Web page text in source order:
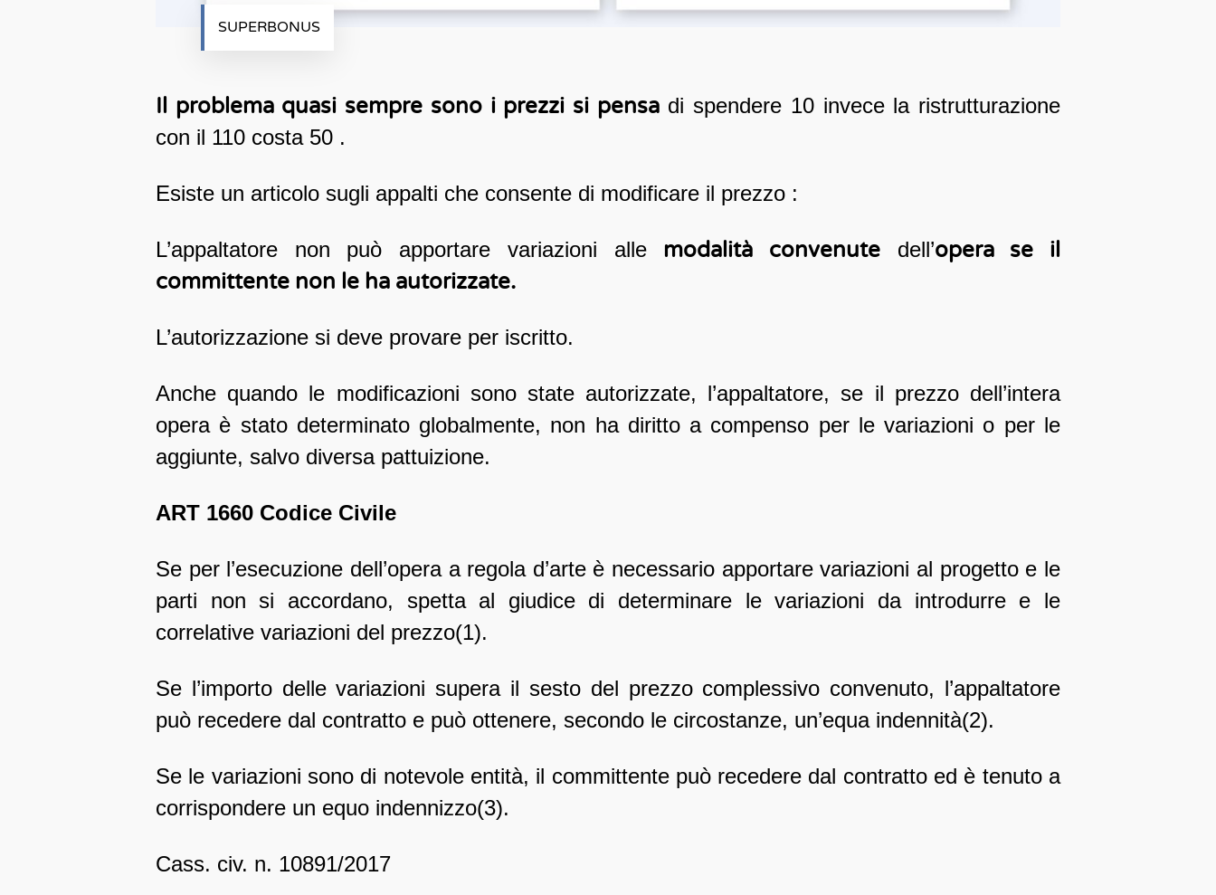
SUPERBONUS
Il problema quasi sempre sono i prezzi si pensadi spendere 10 invece la ristrutturazione
con il 110 costa 50 .
Esiste un articolo sugli appalti che consente di modificare il prezzo :
L’appaltatore non può apportare variazioni alle modalità convenutedell’opera se il
committente non le ha autorizzate.
L’autorizzazione si deve provare per iscritto.
Anche quando le modificazioni sono state autorizzate, l’appaltatore, se il prezzo dell’intera
opera è stato determinato globalmente, non ha diritto a compenso per le variazioni o per le
aggiunte, salvo diversa pattuizione.
ART 1660 Codice Civile
Se per l’esecuzione dell’opera a regola d’arte è necessario apportare variazioni al progetto e le
parti non si accordano, spetta al giudice di determinare le variazioni da introdurre e le
correlative variazioni del prezzo(1).
Se l’importo delle variazioni supera il sesto del prezzo complessivo convenuto, l’appaltatore
può recedere dal contratto e può ottenere, secondo le circostanze, un’equa indennità(2).
Se le variazioni sono di notevole entità, il committente può recedere dal contratto ed è tenuto a
corrispondere un equo indennizzo(3).
Cass. civ. n. 10891/2017